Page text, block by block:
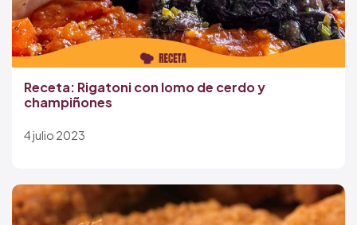
Receta: Rigatoni con lomo de cerdo y
champiñones
4 julio 2023